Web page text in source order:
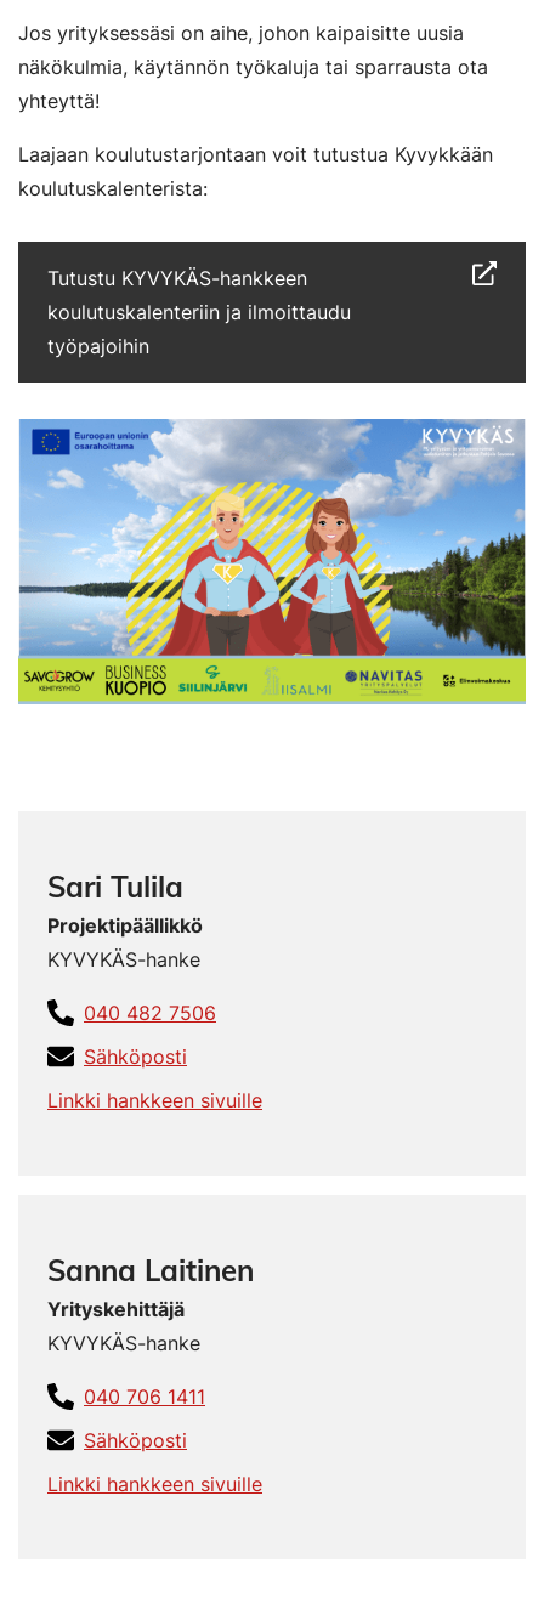
Jos yrityksessäsi on aihe, johon kaipaisitte uusia
näkökulmia, käytännön työkaluja tai sparrausta ota
yhteyttä!
Laajaan koulutustarjontaan voit tutustua Kyvykkään
koulutuskalenterista:
Tutustu KYVYKÄS-hankkeen
koulutuskalenteriin ja ilmoittaudu
työpajoihin
Sari Tulila
Projektipäällikkö
KYVYKÄS-hanke
040 482 7506
Sähköposti
Linkki hankkeen sivuille
Sanna Laitinen
Yrityskehittäjä
KYVYKÄS-hanke
040 706 1411
Sähköposti
Linkki hankkeen sivuille